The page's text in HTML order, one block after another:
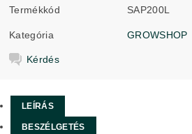
Termékkód SAP200L
Kategória GROWSHOP
Kérdés
LEÍRÁS
BESZÉLGETÉS